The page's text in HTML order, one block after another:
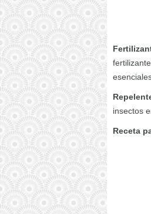
insectos
Receta